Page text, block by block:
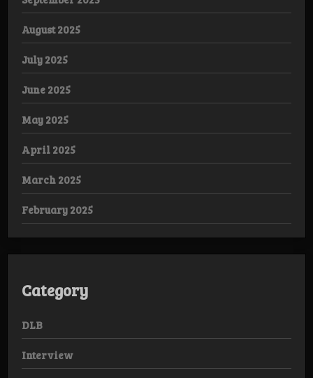
August 2025
July 2025
June 2025
May 2025
April 2025
March 2025
February 2025
Category
DLB
Interview